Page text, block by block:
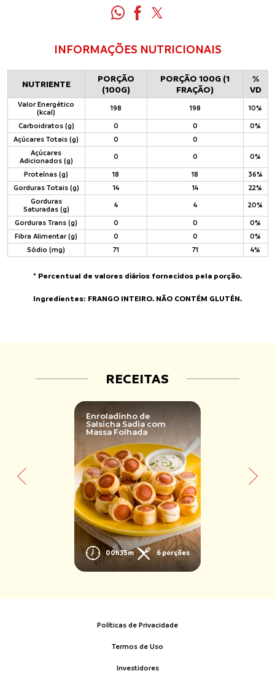
INFORMAÇÕES NUTRICIONAIS
NUTRIENTE
PORÇÃO
(100G)
PORÇÃO 100G (1
FRAÇÃO)
%
VD
Valor Energético
(kcal)
198 198 10%
Carboidratos (g) 0 0
0%
Açúcares Totais (g)
0
0
Açúcares
Adicionados (g)
0 0 0%
Proteínas (g) 18 18
36%
Gorduras Totais (g)
14 14
22%
Gorduras
Saturadas (g)
4 4 20%
Gorduras Trans (g) 0 0
0%
Fibra Alimentar (g)
0 0
0%
Sódio (mg)
71 71 4%
* Percentual de valores diários fornecidos pela porção.
Ingredientes: FRANGO INTEIRO. NÃO CONTÉM GLUTÉN.
RECEITAS
00h35m 6 porções
Enroladinho de
Salsicha Sadia com
Massa Folhada
Políticas de Privacidade
Termos de Uso
Investidores